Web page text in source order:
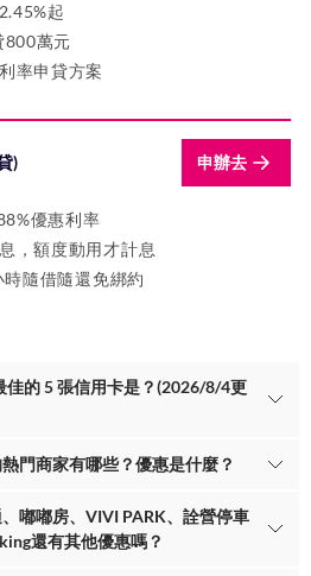
起
800萬元
率申貸方案
) 申辦去
優惠利率
，額度動用才計息
隨借隨還免綁約
的 5 張信用卡是？(2026/8/4更
門商家有哪些？優惠是什麼？
嘟嘟房、VIVI PARK、詮營停車
還有其他優惠嗎？